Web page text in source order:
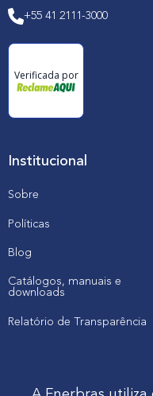
+55 41 2111-3000
Verificada por
Institucional
Sobre
Políticas
Blog
Catálogos, manuais e
downloads
Relatório de Transparência